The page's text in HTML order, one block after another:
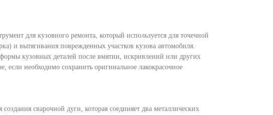
для кузовного ремонта, который используется для точечной
и вытягивания поврежденных участков кузова автомобиля.
кузовных деталей после вмятин, искривлений или других
если необходимо сохранить оригинальное лакокрасочное
сварочной дуги, которая соединяет два металлических